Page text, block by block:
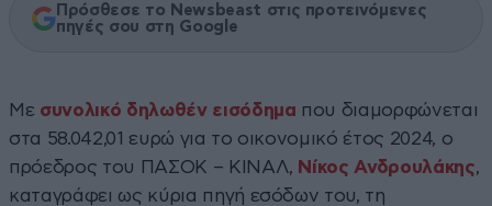
Πρόσθεσε το Newsbeast στις προτεινόμενες
πηγές σου στη Google
Με συνολικό δηλωθέν εισόδημα που διαμορφώνεται
στα 58.042,01 ευρώ για το οικονομικό έτος 2024, ο
πρόεδρος του ΠΑΣΟΚ – ΚΙΝΑΛ, Νίκος Ανδρουλάκης,
καταγράφει ως κύρια πηγή εσόδων του, τη